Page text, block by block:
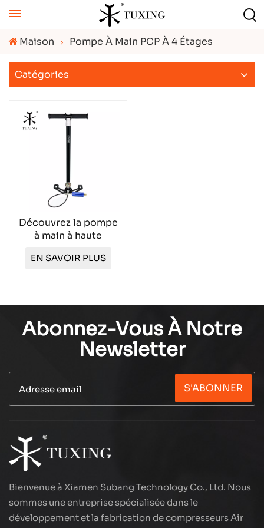
Maison Pompe À Main PCP À 4 Étages
Catégories
Découvrez la pompe
à main à haute
supérieure TXHP004
EN SAVOIR PLUS
Abonnez-Vous À Notre
Newsletter
S'ABONNER
Bienvenue à Xiamen Subang Technology Co., Ltd. Nous
sommes une entreprise spécialisée dans le
développement et la fabrication de compresseurs Air